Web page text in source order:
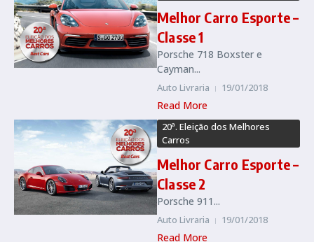
Melhor Carro Esporte –
Classe 1
Porsche 718 Boxster e
Cayman...
Auto Livraria 19/01/2018
Read More
20ª. Eleição dos Melhores
Carros
Melhor Carro Esporte –
Classe 2
Porsche 911...
Auto Livraria 19/01/2018
Read More